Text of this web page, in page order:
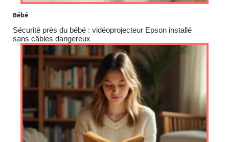
Bébé
Sécurité près du bébé : vidéoprojecteur Epson installé
sans câbles dangereux